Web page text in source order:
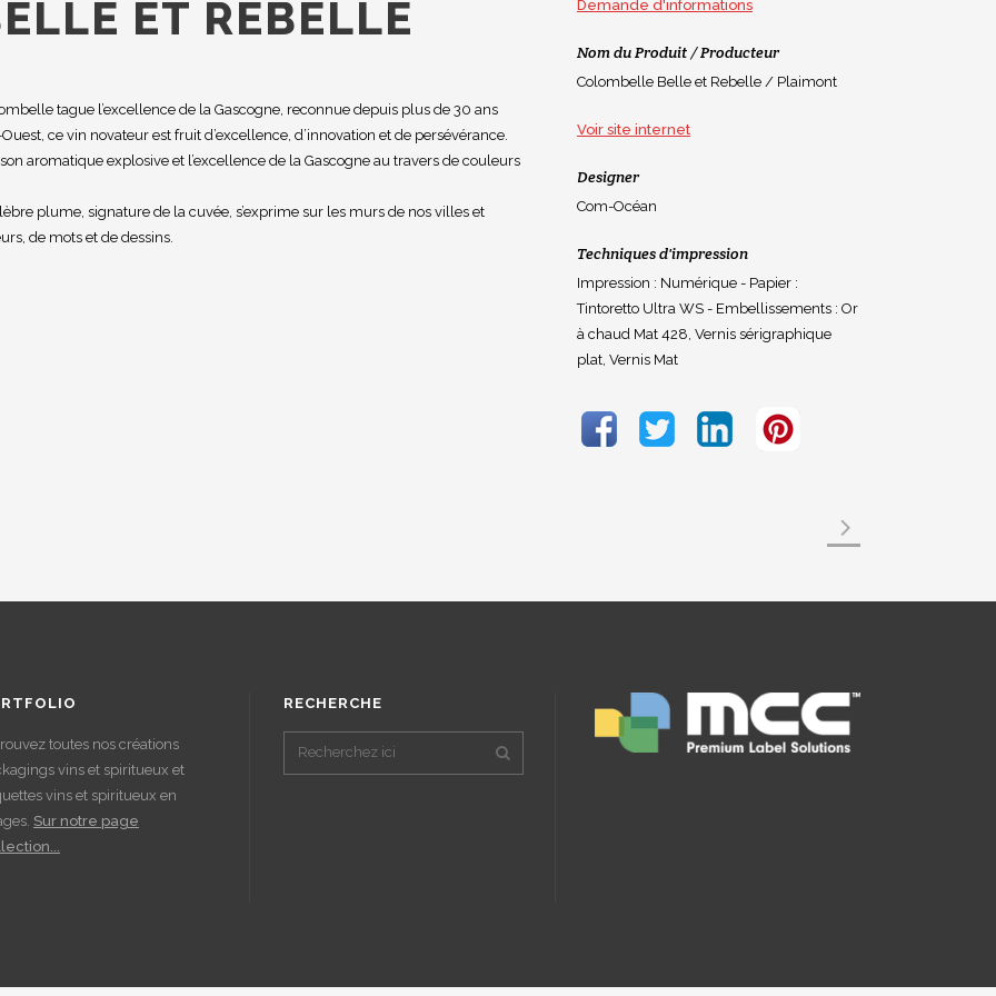
ET REBELLE
tague l’excellence de la Gascogne, reconnue depuis plus de 30 ans
ce vin novateur est fruit d’excellence, d’innovation et de persévérance.
aromatique explosive et l’excellence de la Gascogne au travers de couleurs
plume, signature de la cuvée, s’exprime sur les murs de nos villes et
de mots et de dessins.
Demande d'informations
Nom du Produit / Producteur
Colombelle Belle et Rebelle / Plaimont
Voir site internet
Designer
Com-Océan
Techniques d'impression
Impression : Numérique - Papier :
Tintoretto Ultra WS - Embellissements : Or
à chaud Mat 428, Vernis sérigraphique
plat, Vernis Mat
toutes nos créations
vins et spiritueux et
vins et spiritueux en
Sur notre page
RECHERCHE